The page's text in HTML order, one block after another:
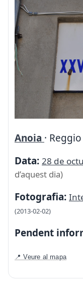
Anoia ·
Data: 28 de
d’aquest dia)
Fotografia:
(2013-02-02)
Pendent
📍 Veure al mapa